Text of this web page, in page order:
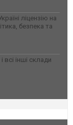
ліцензію на
безпека та
інші склади